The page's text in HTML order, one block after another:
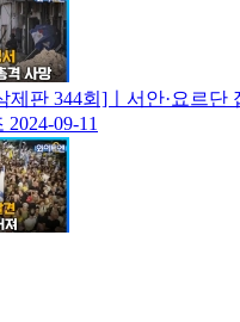
제판 344회]ㅣ서안·요르단
2024-09-11